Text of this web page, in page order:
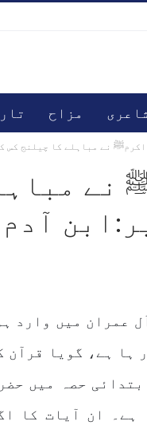
مزاح
اکرمﷺ نے مباہلے کا چیلنج کس
نے
آدم
عمران میں وارد
حصہ میں
ہے۔ ان آیات کا